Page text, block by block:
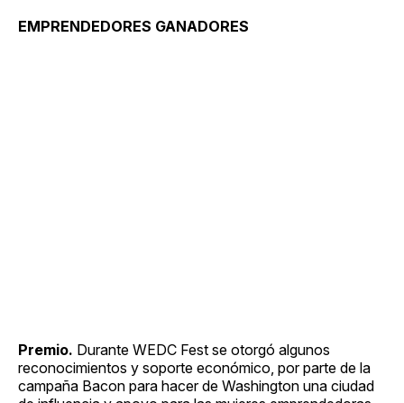
EMPRENDEDORES GANADORES
Premio. Durante WEDC Fest se otorgó algunos
reconocimientos y soporte económico, por parte de la
campaña Bacon para hacer de Washington una ciudad